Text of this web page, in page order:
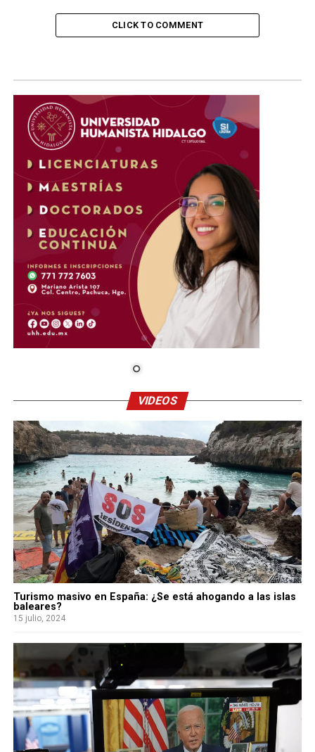
CLICK TO COMMENT
VIDEOS
Turismo masivo en España: ¿Se está ahogando a las islas
baleares?
15 julio, 2024